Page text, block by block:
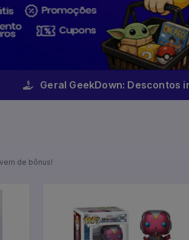
Geral GeekDown: Descontos
de bônus!